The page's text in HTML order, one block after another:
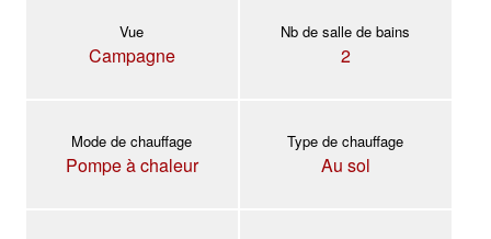
Vue
Campagne
Nb de salle de bains
2
Mode de chauffage
Pompe à chaleur
Type de chauffage
Au sol